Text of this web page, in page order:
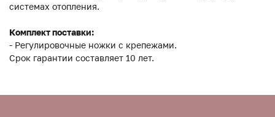
системах отопления.
Комплект поставки:
- Регулировочные ножки с крепежами.
Срок гарантии составляет 10 лет.